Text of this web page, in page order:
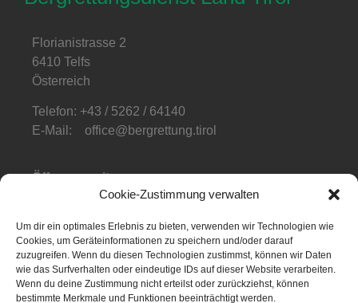
Cookie-Zustimmung verwalten
Um dir ein optimales Erlebnis zu bieten, verwenden wir Technologien wie
Cookies, um Geräteinformationen zu speichern und/oder darauf
zuzugreifen. Wenn du diesen Technologien zustimmst, können wir Daten
wie das Surfverhalten oder eindeutige IDs auf dieser Website verarbeiten.
Wenn du deine Zustimmung nicht erteilst oder zurückziehst, können
bestimmte Merkmale und Funktionen beeinträchtigt werden.
Florianistrasse 2
6410 Telfs
Österreich
Telefon: +43 / 5262 / 64140
E-Mail: office@bergrettung.tirol
Öffnungszeiten:
Mo-Do: 08:00-17:00
Telefonzeiten:
Mo-Fr: 08:00-12:00